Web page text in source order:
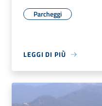
Parcheggi
LEGGI DI PIÙ